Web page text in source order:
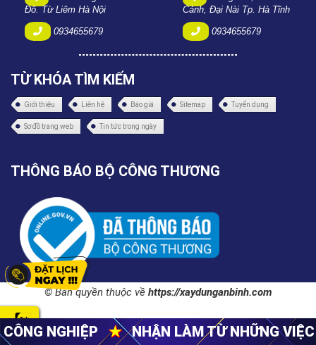
Đô. Từ Liêm Hà Nội
0934655679
Cảnh, Đại Nài Tp. Hà Tĩnh
0934655679
TỪ KHÓA TÌM KIẾM
Giới thiệu Liên hệ Báo giá Sitemap Tuyển dụng
Sơ đồ trang web Tin tức trong ngày
THÔNG BÁO BỘ CÔNG THƯƠNG
© Bản quyền thuộc về https://xaydunganbinh.com
LÀM TỪ NHỮNG VIỆC NHỎ NHẤT ★